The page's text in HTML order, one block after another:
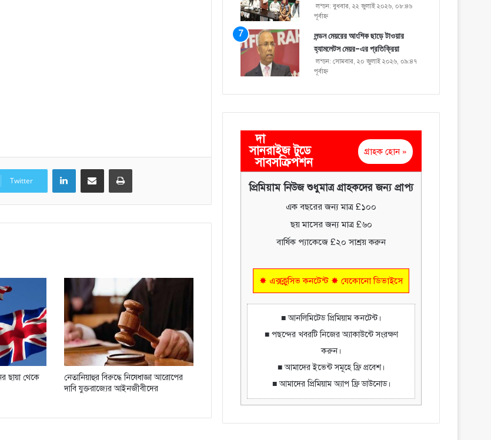
Twitter
LinkedInShare via Email Print
ছায়া থেকে
নেতানিয়াহুর বিরুদ্ধে নিষেধাজ্ঞা আরোপের
দাবি যুক্তরাজ্যের আইনজীবীদের
লন্ডন: বুধবার, ২২ জুলাই ২০২৬, ০৮:৪৬
পূর্বাহ্ণ
লন্ডন মেয়রের আংশিক ছাড়ে টাওয়ার
হ্যামলেটস মেয়র-এর প্রতিক্রিয়া
লন্ডন: সোমবার, ২০ জুলাই ২০২৬, ০৯:৪৭
পূর্বাহ্ণ
দা
সানরাইজ টুডে
সাবসক্রিপশন
গ্রাহক হোন »
প্রিমিয়াম নিউজ শুধুমাত্র গ্রাহকদের জন্য প্রাপ্য
এক বছরের জন্য মাত্র £১০০
ছয় মাসের জন্য মাত্র £৬০
বার্ষিক প্যাকেজে £২০ সাশ্রয় করুন
✸ এক্সক্লুসিভ কনটেন্ট ✸ যেকোনো ডিভাইসে
■ আনলিমিটেড প্রিমিয়াম কনটেন্ট।
■ পছন্দের খবরটি নিজের অ্যাকাউন্টে সংরক্ষণ
করুন।
■ আমাদের ইভেন্ট সমূহে ফ্রি প্রবেশ।
■ আমাদের প্রিমিয়াম অ্যাপ ফ্রি ডাউনোড।